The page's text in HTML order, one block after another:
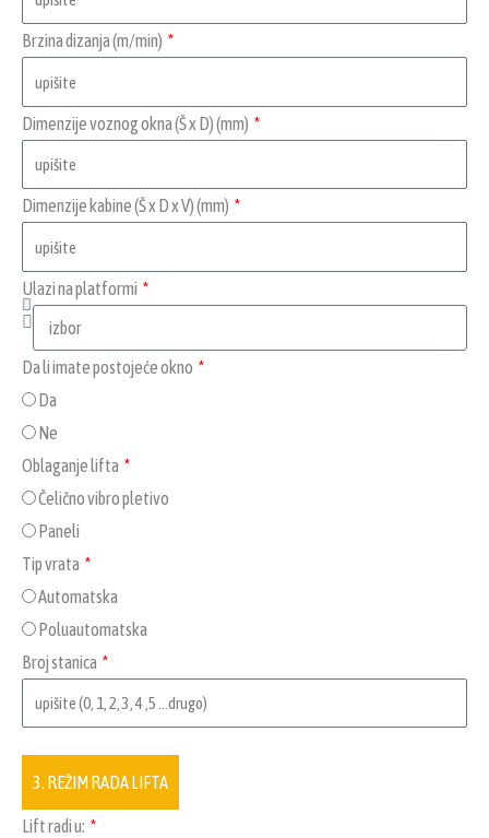
Brzina dizanja (m/min)
Dimenzije voznog okna (Š x D) (mm)
Dimenzije kabine (Š x D x V) (mm)
Ulazi na platformi
Da li imate postojeće okno
Da
Ne
Oblaganje lifta
Čelično vibro pletivo
Paneli
Tip vrata
Automatska
Poluautomatska
Broj stanica
3. REŽIM RADA LIFTA
Lift radi u: